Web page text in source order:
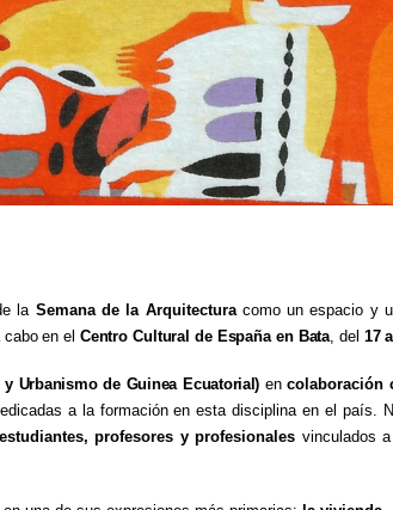
la Semana de la Arquitectura como un espacio y
cabo en el Centro Cultural de España en Bata del 17 al
y Urbanismo de Guinea Ecuatorial) encolaboración
a la formación en esta disciplina en el país.
profesores y profesionales vinculados